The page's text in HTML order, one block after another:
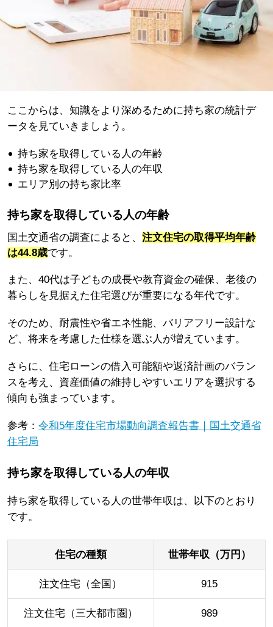
ここからは、知識をより深めるために持ち家の統計デ
ータを見ていきましょう。
持ち家を取得している人の年齢
持ち家を取得している人の年収
エリア別の持ち家比率
持ち家を取得している人の年齢
国土交通省の調査によると、 注文住宅の取得平均年齢
は44.8歳です。
また、40代は子どもの成長や教育資金の確保、老後の
暮らしを見据えた住宅選びが重要になる年代です。
そのため、耐震性や省エネ性能、バリアフリー設計な
ど、将来を考慮した仕様を選ぶ人が増えています。
さらに、住宅ローンの借入可能額や返済計画のバラン
スを考え、資産価値の維持しやすいエリアを選択する
傾向も強まっています。
参考： 令和5年度住宅市場動向調査報告書｜国土交通省
住宅局
持ち家を取得している人の年収
持ち家を取得している人の世帯年収は、以下のとおり
です。
住宅の種類 世帯年収（万円）
注文住宅（全国） 915
注文住宅（三大都市圏） 989